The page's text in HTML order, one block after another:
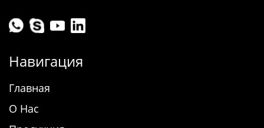
Навигация
Главная
О Нас